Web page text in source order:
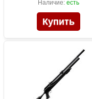
Наличие: есть